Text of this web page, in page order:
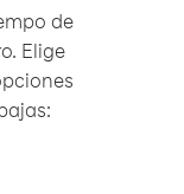
de
Elige